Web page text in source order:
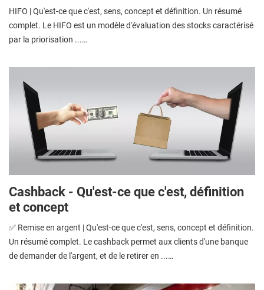
HIFO | Qu'est-ce que c'est, sens, concept et définition. Un résumé
complet. Le HIFO est un modèle d'évaluation des stocks caractérisé
par la priorisation ...…
Cashback - Qu'est-ce que c'est, définition
et concept
✅ Remise en argent | Qu'est-ce que c'est, sens, concept et définition.
Un résumé complet. Le cashback permet aux clients d'une banque
de demander de l'argent, et de le retirer en ...…